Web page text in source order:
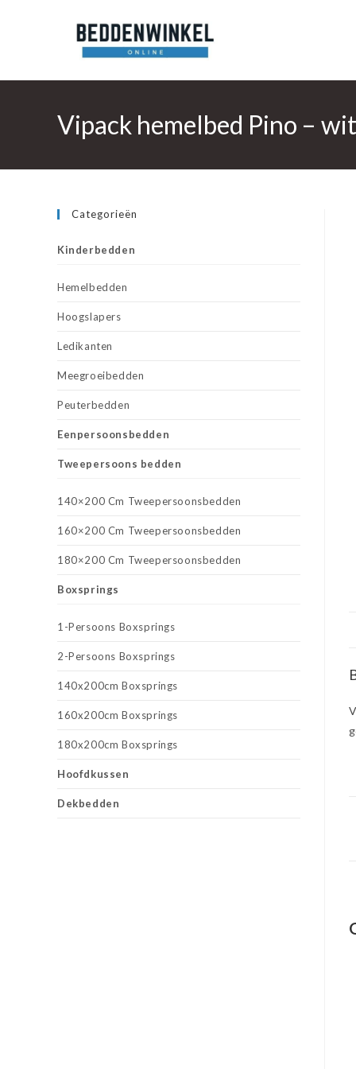
Vipack hemelbed Pino –
Categorieën
Kinderbedden
Hemelbedden
Hoogslapers
Ledikanten
Meegroeibedden
Peuterbedden
Eenpersoonsbedden
Tweepersoons bedden
140×200 Cm Tweepersoonsbedden
160×200 Cm Tweepersoonsbedden
180×200 Cm Tweepersoonsbedden
Boxsprings
1-Persoons Boxsprings
2-Persoons Boxsprings
140x200cm Boxsprings
160x200cm Boxsprings
180x200cm Boxsprings
Hoofdkussen
Dekbedden